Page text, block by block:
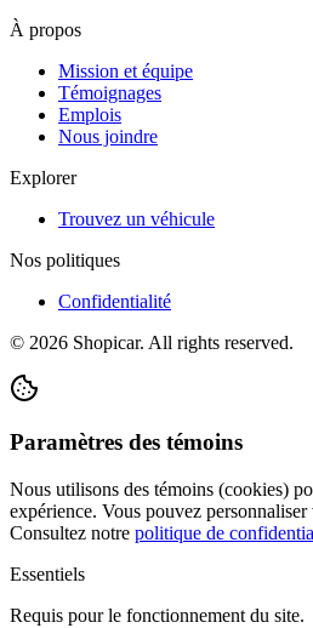
À propos
Mission et équipe
Témoignages
Emplois
Nous joindre
Explorer
Trouvez un véhicule
Nos politiques
Confidentialité
© 2026 Shopicar. All rights reserved.
Paramètres des témoins
Nous utilisons des témoins (cookies)
expérience. Vous pouvez personnaliser
Consultez notre politique de
Essentiels
Requis pour le fonctionnement du site.